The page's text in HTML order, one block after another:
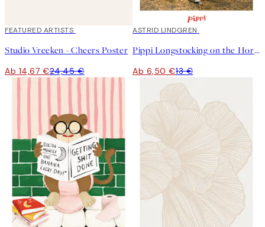
40%*
FEATURED ARTISTS
Studio Vreeken - Cheers Poster
Ab 14,67 €24,45 €
50%*
ASTRID LINDGREN
Pippi Longstocking on the Horse Poster
Ab 6,50 €13 €